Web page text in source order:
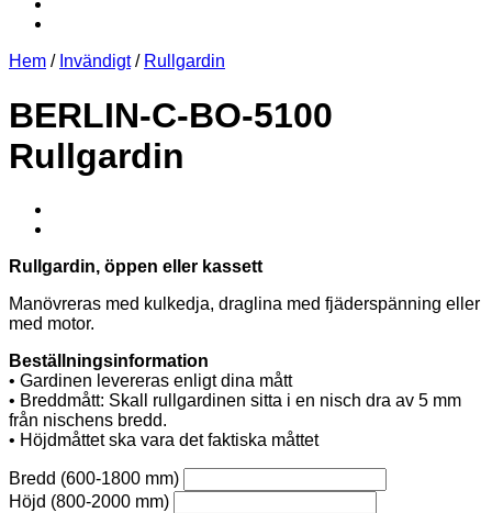
Hem / Invändigt / Rullgardin
BERLIN-C-BO-5100
Rullgardin
Rullgardin, öppen eller kassett
Manövreras med kulkedja, draglina med fjäderspänning eller
med motor.
Beställningsinformation
• Gardinen levereras enligt dina mått
• Breddmått: Skall rullgardinen sitta i en nisch dra av 5 mm
från nischens bredd.
• Höjdmåttet ska vara det faktiska måttet
Bredd (600-1800 mm)
Höjd (800-2000 mm)